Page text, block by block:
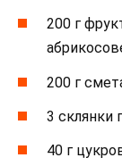
200 г
200 г
3 склянки
40 г